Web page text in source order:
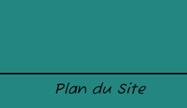
Plan du Site